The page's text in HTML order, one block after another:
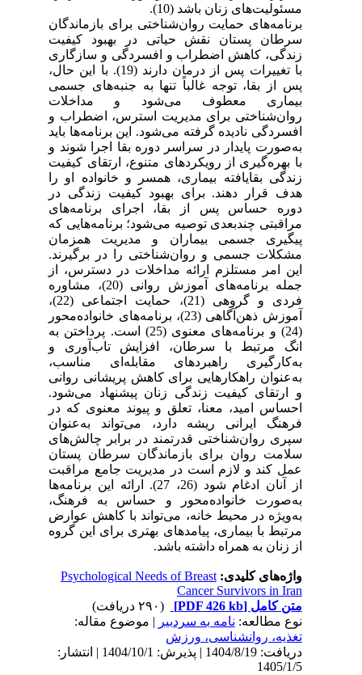
مسئولیت‌های زنان باشد (10).
برنامه‌های حمایت روان‌شناختی برای بازماندگان
سرطان پستان نقش حیاتی در بهبود کیفیت
زندگی، کاهش اضطراب و افسردگی و سازگاری
با تغییرات پس از درمان دارند(19)
. با این حال،
پس از بقا، توجه غالباً تنها به جنبه‌های جسمی
بیماری معطوف می‌شود و مداخلات
روان‌شناختی برای مدیریت استرس، اضطراب و
افسردگی نادیده گرفته می‌شود. این برنامه‌ها باید
به‌صورت پایدار در سراسر دوره بقا اجرا شوند و
با بهره‌گیری از رویکردهای متنوع، ارتقای کیفیت
زندگی بقایافته بیماری، همسر و خانواده او را
هدف قرار دهند. برای بهبود کیفیت زندگی در
دوره حساس پس از بقا، اجرای برنامه‌های
مراقبتی چندبعدی توصیه می‌شود؛ برنامه‌هایی که
پیگیری جسمی بیماران و مدیریت همزمان
مشکلات جسمی و روان‌شناختی را در برگیرند.
این امر مستلزم ارائه مداخلات در دسترس، از
جمله برنامه‌های آموزش روانی (20)
، مشاوره
فردی و گروهی(21) ، حمایت اجتماعی(22)
،
آموزش ذهن‌آگاهی (23)
، برنامه‌های خانواده‌محور
و برنامه‌های معنوی(25)
است. پرداختن به
انگ مرتبط با سرطان، افزایش تاب‌آوری و
به‌کارگیری راهبردهای مقابله‌ای مناسب،
به‌عنوان راهکارهایی برای کاهش پریشانی روانی
و ارتقای کیفیت زندگی زنان پیشنهاد می‌شود.
احساس امید، معنا، تعلق و پیوند معنوی که در
فرهنگ ایرانی ریشه دارد، می‌تواند به‌عنوان
سپری روان‌شناختی قدرتمند در برابر چالش‌های
سلامت روان برای بازماندگان سرطان پستان
عمل کند و لازم است در مدیریت جامع مراقبت
از آنان ادغام شود(26، 27)
. ارائه این برنامه‌ها
به‌صورت خانواده‌محور و حساس به فرهنگ،
به‌ویژه در محیط خانه، می‌تواند با کاهش عوارض
مرتبط با بیماری، پیامدهای بهتری برای این گروه
از زنان به همراه داشته باشد.
واژه‌های کلیدی:Psychological Needs of Breast
Cancer Survivors in Iran
متن کامل[PDF 426 kb]
نوع مطالعه:نامه به سردبیر| موضوع مقاله:
تغذیه، روانشناسی، ورزش
دریافت: 1404/8/19 | پذیرش: 1404/10/1 | انتشار:
1405/1/5